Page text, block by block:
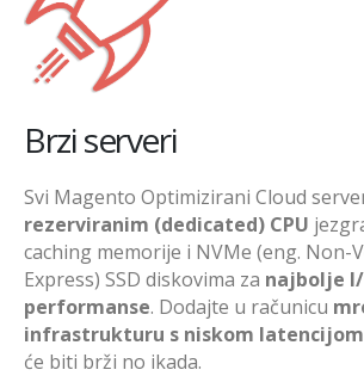
Brzi serveri
Svi Magento Optimizirani Cloud
rezerviranim (dedicated) CPU
caching memorije i NVMe (eng. Non-
Express) SSD diskovima za najbolje
performanse. Dodajte u računicu
infrastrukturu s niskom latencijom
će biti brži no ikada.